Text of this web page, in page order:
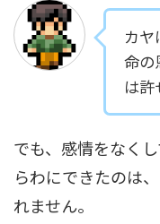
カヤ
命の
は許
でも、感情をなく
らわにできたのは
れません。